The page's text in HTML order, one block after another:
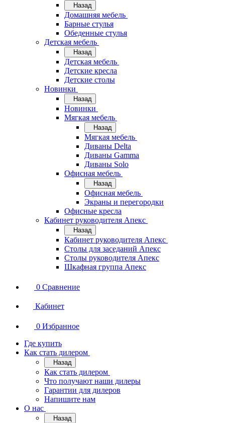
Назад
Домашняя мебель
Барные стулья
Обеденные стулья
Детская мебель
Назад
Детская мебель
Детские кресла
Детские столы
Новинки
Назад
Новинки
Мягкая мебель
Назад
Мягкая мебель
Диваны Delta
Диваны Gamma
Диваны Solo
Офисная мебель
Назад
Офисная мебель
Экраны и перегородки
Офисные кресла
Кабинет руководителя Апекс
Назад
Кабинет руководителя Апекс
Столы для заседаний Апекс
Столы руководителя Апекс
Шкафная группа Апекс
0 Сравнение
Кабинет
0 Избранное
Где купить
Как стать дилером
Назад
Как стать дилером
Что получают наши дилеры
Гарантии для дилеров
Напишите нам
О нас
Назад